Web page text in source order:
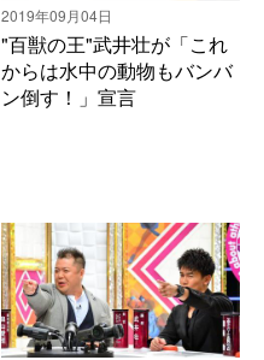
2019年09月04日
"百獣の王"武井壮が「これ
からは水中の動物もバンバ
ン倒す！」宣言